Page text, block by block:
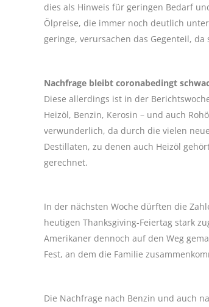
dies als Hinweis für geringen Bedarf
Ölpreise, die immer noch deutlich
geringe, verursachen das Gegenteil,
Nachfrage bleibt coronabedingt
Diese allerdings ist in der
Heizöl, Benzin, Kerosin – und auch
verwunderlich, da durch die vielen
Destillaten, zu denen auch Heizöl
gerechnet.
In der nächsten Woche dürften die
heutigen Thanksgiving-Feiertag stark
Amerikaner dennoch auf den Weg
Fest, an dem die Familie
Die Nachfrage nach Benzin und auch